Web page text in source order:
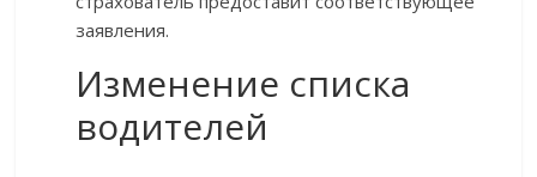
заявления.
Изменение списка
водителей